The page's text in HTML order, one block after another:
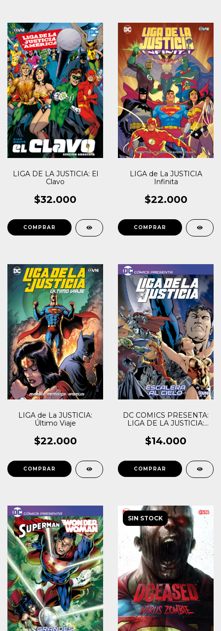
LIGA DE LA JUSTICIA: El
Clavo
$32.000
LIGA de La JUSTICIA
Infinita
$22.000
LIGA de La JUSTICIA:
Último Viaje
$22.000
DC COMICS PRESENTA:
LIGA DE LA JUSTICIA:
$14.000
SIN STOCK